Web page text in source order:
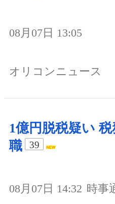
08月07日 13:05
オリコンニュース
1億円脱税疑い
職
39
08月07日 14:32 時事